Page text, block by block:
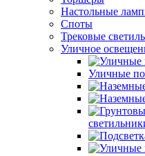
Настольные
Споты
Трековые
Уличное
Уличные